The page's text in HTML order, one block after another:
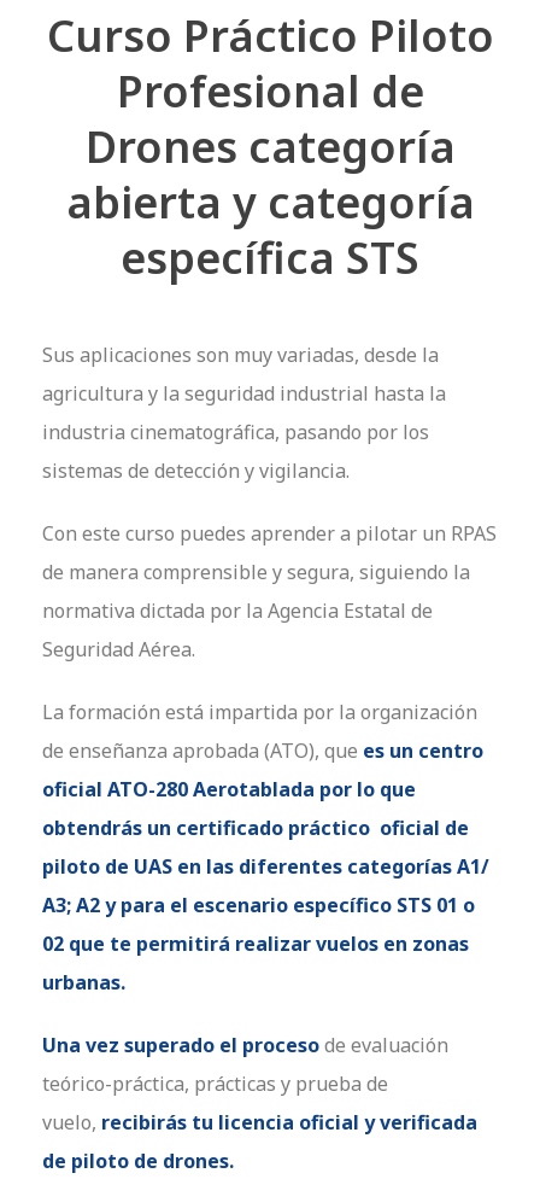
Curso Práctico Piloto
Profesional de
Drones categoría
abierta y categoría
específica STS
Sus aplicaciones son muy variadas, desde la
agricultura y la seguridad industrial hasta la
industria cinematográfica, pasando por los
sistemas de detección y vigilancia.
Con este curso puedes aprender a pilotar un RPAS
de manera comprensible y segura, siguiendo la
normativa dictada por la Agencia Estatal de
Seguridad Aérea.
La formación está impartida por la organización
de enseñanza aprobada (ATO), que es un centro
oficial ATO-280 Aerotablada por lo que
obtendrás un certificado práctico oficial de
piloto de UAS en las diferentes categorías A1/
A3; A2 y para el escenario específico STS 01 o
02 que te permitirá realizar vuelos en zonas
urbanas.
Una vez superado el procesode evaluación
teórico-práctica, prácticas y prueba de
vuelo, recibirás tu licencia oficial y verificada
de piloto de drones.